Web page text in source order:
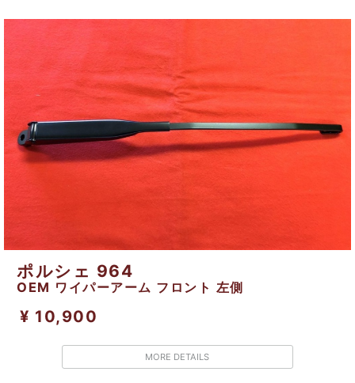
ポルシェ 964
OEM ワイパーアーム フロント 左側
¥ 10,900
MORE DETAILS